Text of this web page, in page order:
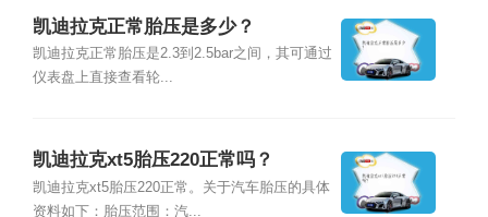
凯迪拉克正常胎压是多少？
凯迪拉克正常胎压是2.3到2.5bar之间，其可通过
仪表盘上直接查看轮...
凯迪拉克xt5胎压220正常吗？
凯迪拉克xt5胎压220正常。关于汽车胎压的具体
资料如下：胎压范围：汽...